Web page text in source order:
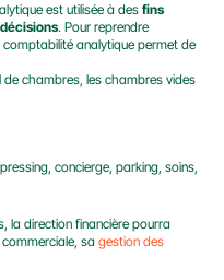
est utilisée à des fins
. Pour reprendre
comptabilité analytique permet de
chambres, les chambres vides
concierge, parking, soins,
la direction financière pourra
sa gestion des